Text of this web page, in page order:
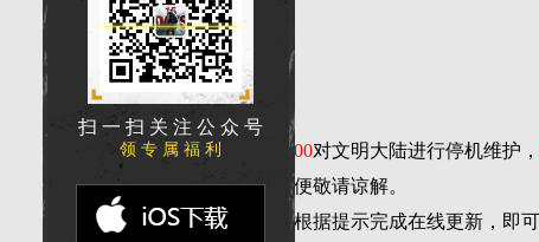
勇敢的生还者们：
我们将于 7月30日6：00对文明大陆进行停机维护，
备，此次停服给您带来不便敬请谅解。
更新结束后，您仅需根据提示完成在线更新，即
扫 一 扫 关 注 公 众 号
领 专 属 福 利